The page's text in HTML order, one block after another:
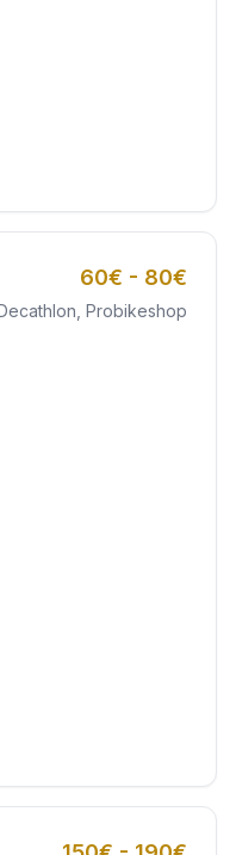
60€ - 80€
Probikeshop